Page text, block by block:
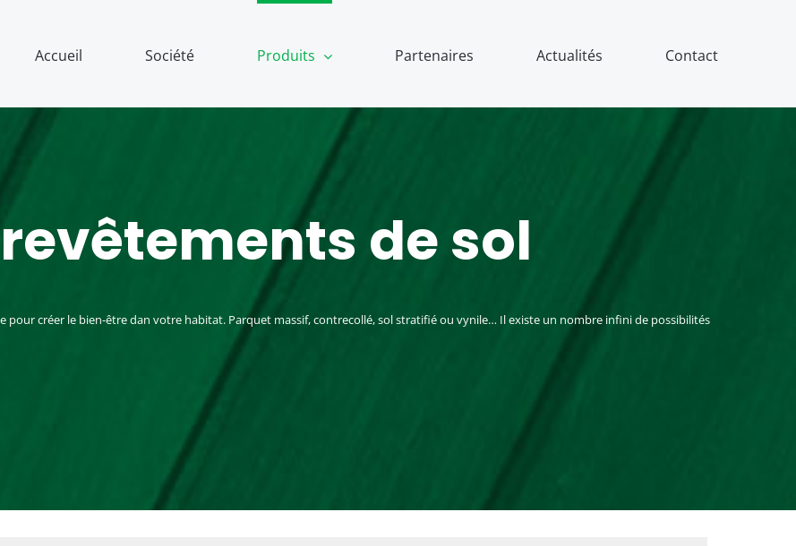
Accueil Société Produits Partenaires Actualités Contact
de sol
pour créer le bien-être dan votre habitat. Parquet massif, contrecollé, sol stratifié ou vynile… Il existe un nombre infini de possibilités